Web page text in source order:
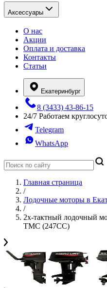
Аксессуары
О нас
Акции
Оплата и доставка
Контакты
Статьи
Екатеринбург
8 (3433) 43-86-15
24/7 Работаем
Telegram
WhatsApp
Главная страница
/
Лодочные моторы в
/
2х-тактный лодочный
TMC (247CC)